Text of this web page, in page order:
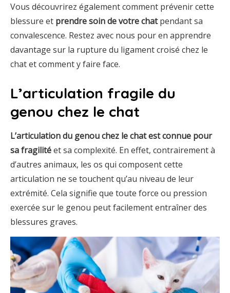
Vous découvrirez également comment prévenir cette
blessure et prendre soin de votre chatpendant sa
convalescence. Restez avec nous pour en apprendre
davantage sur la rupture du ligament croisé chez le
chat et comment y faire face.
L’articulation fragile du
genou chez le chat
L’articulation du genou chez le chat est connue pour
sa fragilitéet sa complexité. En effet, contrairement à
d’autres animaux, les os qui composent cette
articulation ne se touchent qu’au niveau de leur
extrémité. Cela signifie que toute force ou pression
exercée sur le genou peut facilement entraîner des
blessures graves.